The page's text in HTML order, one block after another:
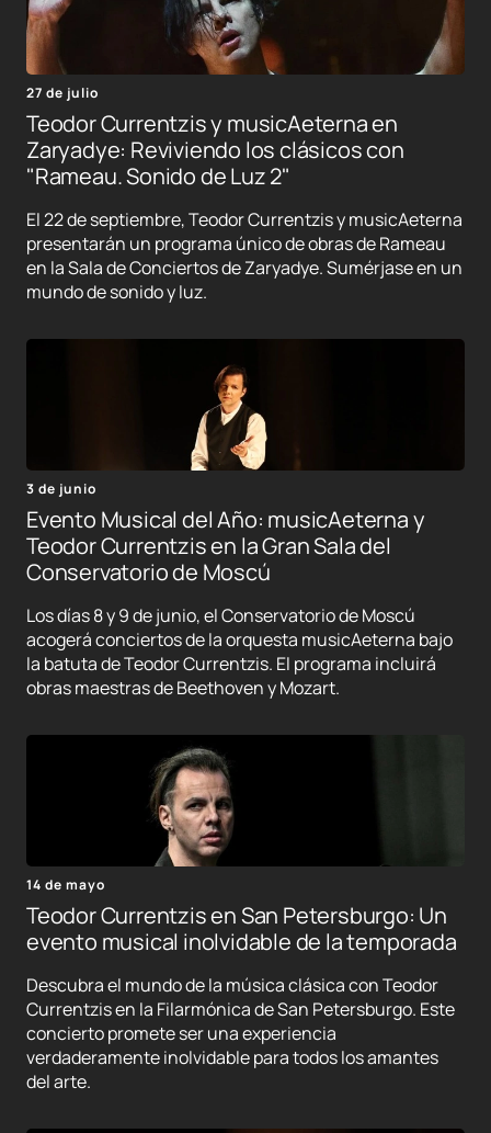
27 de julio
Teodor Currentzis y musicAeterna en
Zaryadye: Reviviendo los clásicos con
"Rameau. Sonido de Luz 2"
El 22 de septiembre, Teodor Currentzis y musicAeterna
presentarán un programa único de obras de Rameau
en la Sala de Conciertos de Zaryadye. Sumérjase en un
mundo de sonido y luz.
3 de junio
Evento Musical del Año: musicAeterna y
Teodor Currentzis en la Gran Sala del
Conservatorio de Moscú
Los días 8 y 9 de junio, el Conservatorio de Moscú
acogerá conciertos de la orquesta musicAeterna bajo
la batuta de Teodor Currentzis. El programa incluirá
obras maestras de Beethoven y Mozart.
14 de mayo
Teodor Currentzis en San Petersburgo: Un
evento musical inolvidable de la temporada
Descubra el mundo de la música clásica con Teodor
Currentzis en la Filarmónica de San Petersburgo. Este
concierto promete ser una experiencia
verdaderamente inolvidable para todos los amantes
del arte.